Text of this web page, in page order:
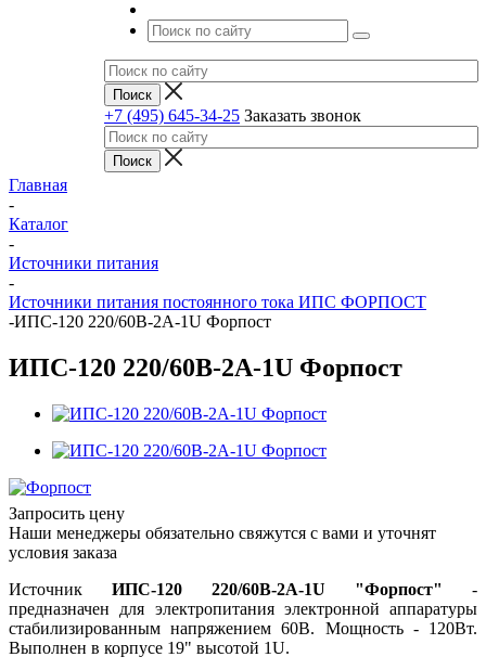
+7 (495) 645-34-25 Заказать звонок
Главная
-
Каталог
-
Источники питания
-
Источники питания постоянного тока ИПС ФОРПОСТ
-ИПС-120 220/60В-2А-1U Форпост
ИПС-120 220/60В-2А-1U Форпост
Запросить цену
Наши менеджеры обязательно свяжутся с вами и уточнят
условия заказа
Источник ИПС-120 220/60В-2А-1U "Форпост"
-
предназначен для электропитания электронной аппаратуры
стабилизированным напряжением 60В. Мощность - 120Вт.
Выполнен в корпусе 19" высотой 1U.